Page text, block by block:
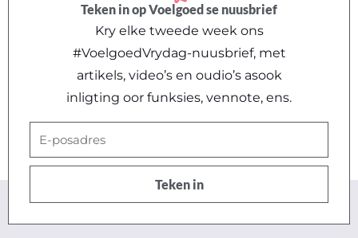
Teken in op Voelgoed se nuusbrief
Kry elke tweede week ons
#VoelgoedVrydag-nuusbrief, met
artikels, video’s en oudio’s asook
inligting oor funksies, vennote, ens.
posadres
Teken in